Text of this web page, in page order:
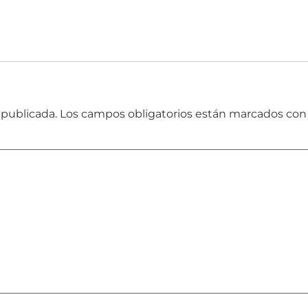
Los campos obligatorios están marcados